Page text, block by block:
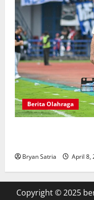
Berita Olahraga
Bryan Satria April 8,
Copyright © 2025